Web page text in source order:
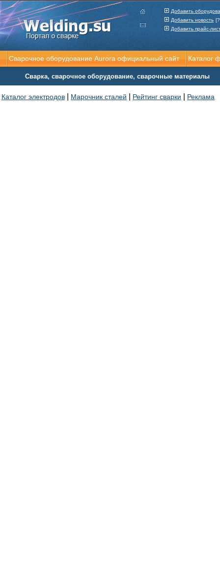
Сварочное оборудование Aurora официальный сайт Каталог
Сварка, сварочное оборудование, сварочные материалы
Каталог электродов Марочник сталей Рейтинг сварки Реклама
Добавить
Добавить новость
Добавить прайс-